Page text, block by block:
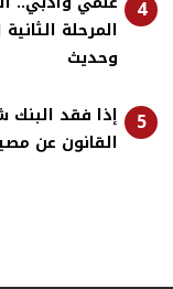
4
وحديث
5
إذا فقد
القانون عن